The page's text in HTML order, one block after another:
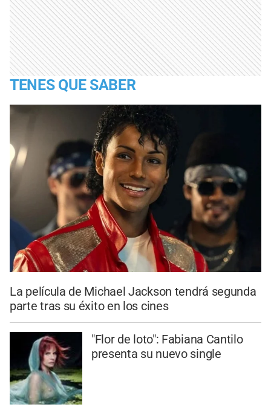
TENES QUE SABER
La película de Michael Jackson tendrá segunda
parte tras su éxito en los cines
"Flor de loto": Fabiana Cantilo
presenta su nuevo single